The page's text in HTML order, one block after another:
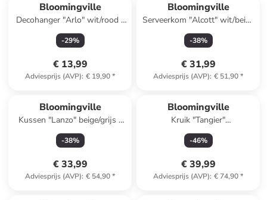
Bloomingville
Decohanger "Arlo" wit/rood -
(L)22 cm
-29%
€ 13,99
Adviesprijs (AVP): € 19,90*
Bloomingville
Serveerkom "Alcott" wit/beige
- Ø 21 cm
-38%
€ 31,99
Adviesprijs (AVP): € 51,90*
Bloomingville
Kussen "Lanzo" beige/grijs -
(L)50 x (B)35 cm
-38%
€ 33,99
Adviesprijs (AVP): € 54,90*
Bloomingville
Kruik "Tangier"
mintgroen/oranje - 2,14 l
-46%
€ 39,99
Adviesprijs (AVP): € 74,90*